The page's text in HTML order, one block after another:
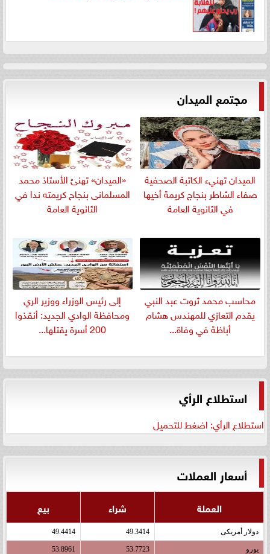
مجتمع الميدان
الميدان تهنيء الكاتبة الصحفية
صفاء الشاطر بنجاج كريمة أخيها
في الثانوية العامة
«الميدان» تهنئ الأستاذ محمد
المسلمانى بنجاح كريمته ندا في
الثانوية العامة
​محاسب محمد ثروت عبد النبي
يقدم التعازي للمهندس هشام
أباظة في وفاة...
إلى رئيس الوزراء ووزير الري
ومحافظة الوادي الجديد: أنقذوا
200 أسرة يقتلها...
استطلاع الرأي
استطلاع الرأي: اضغط للتحميل
أسعار العملات
العملة شراء بيع
دولار أمريكى 49.3414
49.4414
يورو 53.7723
53.8961